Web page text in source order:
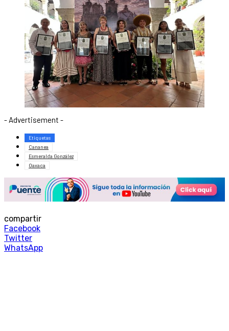
- Advertisement -
Etiquetas
Cananea
Esmeralda González
Oaxaca
compartir
Facebook
Twitter
WhatsApp